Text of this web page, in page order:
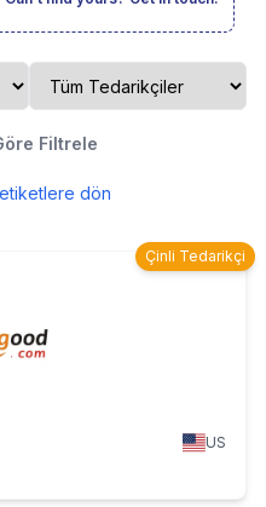
Filtrele
dön
Çinli Tedarikçi
US